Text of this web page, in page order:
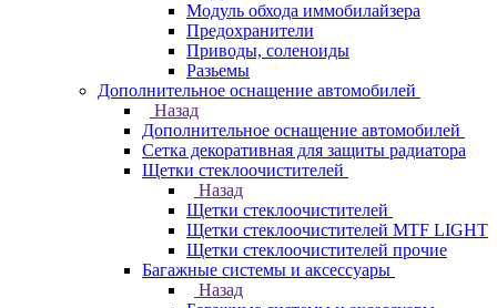
Модуль обхода иммобилайзера
Предохранители
Приводы, соленоиды
Разьемы
Дополнительное оснащение автомобилей
Назад
Дополнительное оснащение автомобилей
Сетка декоративная для защиты радиатора
Щетки стеклоочистителей
Назад
Щетки стеклоочистителей
Щетки стеклоочистителей MTF LIGHT
Щетки стеклоочистителей прочие
Багажные системы и аксессуары
Назад